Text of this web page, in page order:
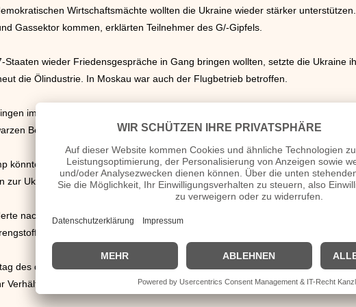
Wirtschaftsmächte wollten die Ukraine wieder stärker
Gassektor kommen, erklärten Teilnehmer des G/-Gipfels.
Staaten wieder Friedensgespräche in Gang bringen wollten, setzte die Ukraine
die Ölindustrie. In Moskau war auch der Flugbetrieb betroffen.
im südafrikanischen Township Soweto Tausende Schüler auf die Straße.
Bevölkerungsmehrheit gegen das rassistische Apartheid-System.
könnte vom G7-Treffen wieder vorzeitig abreisen, bewahrheitete sich nicht.
zur Ukraine und Iran.
nach eigenen Angaben einen Anschlagsplan auf das Kampfsportevent am
und Scharfschützen zum Einsatz kommen. Fünf Verdächtige wurden
des deutsch-polnischen Nachbarschaftsvertrags wollten die beiden EU-
Verhältnis galt weiterhin als belastet.